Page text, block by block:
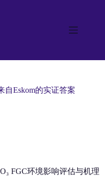
自Eskom的实证答案
FGC环境影响评估与机理